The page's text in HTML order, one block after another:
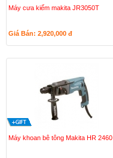
Máy cưa kiếm makita JR3050T
Giá Bán: 2,920,000 đ
Máy khoan bê tông Makita HR 2460